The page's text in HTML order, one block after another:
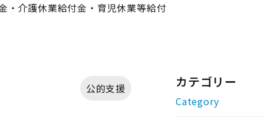
介護休業給付金・育児休業等給付
公的支援 カテゴリー
Category